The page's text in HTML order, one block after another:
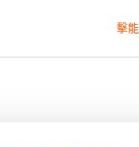
擊